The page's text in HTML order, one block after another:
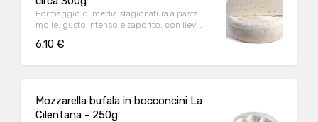
Formaggio di media stagionatura a pasta
molle, gusto intenso e saporito, con lievi
6.10 €
Mozzarella bufala in bocconcini La
Cilentana - 250g